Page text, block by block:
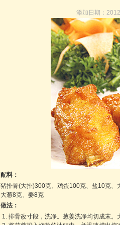
添加日期：
配料：
猪排骨(大排)300克、鸡蛋100克、盐10克、
大葱8克、姜8克
做法：
1. 排骨改寸段，洗净。葱姜洗净均切成末。